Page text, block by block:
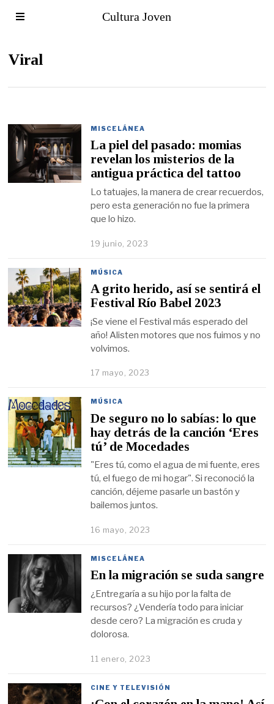
Cultura Joven
Viral
MISCELÁNEA
La piel del pasado: momias
revelan los misterios de la
antigua práctica del tattoo
Lo tatuajes, la manera de crear recuerdos,
pero esta generación no fue la primera
que lo hizo.
19 junio, 2023
MÚSICA
A grito herido, así se sentirá el
Festival Río Babel 2023
¡Se viene el Festival más esperado del
año! Alisten motores que nos fuimos y no
volvimos.
17 mayo, 2023
MÚSICA
De seguro no lo sabías: lo que
hay detrás de la canción ‘Eres
tú’ de Mocedades
"Eres tú, como el agua de mi fuente, eres
tú, el fuego de mi hogar". Si reconoció la
canción, déjeme pasarle un bastón y
bailemos juntos.
16 mayo, 2023
MISCELÁNEA
En la migración se suda sangre
¿Entregaría a su hijo por la falta de
recursos? ¿Vendería todo para iniciar
desde cero? La migración es cruda y
dolorosa.
11 enero, 2023
CINE Y TELEVISIÓN